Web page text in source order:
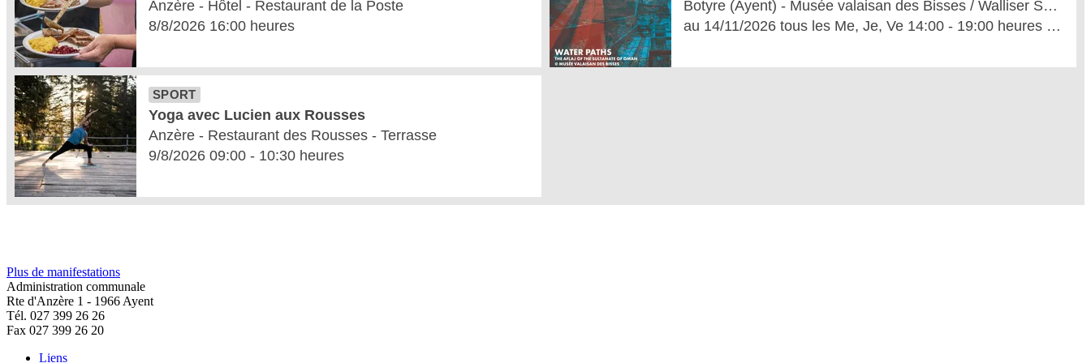
Plus de manifestations
Administration communale
Rte d'Anzère 1 - 1966 Ayent
Tél. 027 399 26 26
Fax 027 399 26 20
Liens